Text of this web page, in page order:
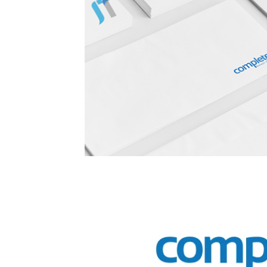
Implementare plata card